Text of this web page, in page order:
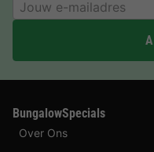
BungalowSpecials
Over Ons